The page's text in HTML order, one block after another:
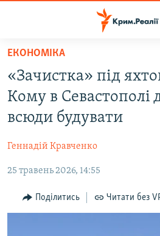
Перейти
основного
матеріалу
Перейти
до
основної
Перейти
пошуку
ВІДЕО ТА ФОТО
БЛОГИ
ПОГЛЯД
ІНТЕРВ'Ю
ЕКОНОМІКА
«Зачистка» під
Кому в Севастополі
всюди будувати
Геннадій Кравченко
25 травень 2026, 14:55
Поділитись Читати без